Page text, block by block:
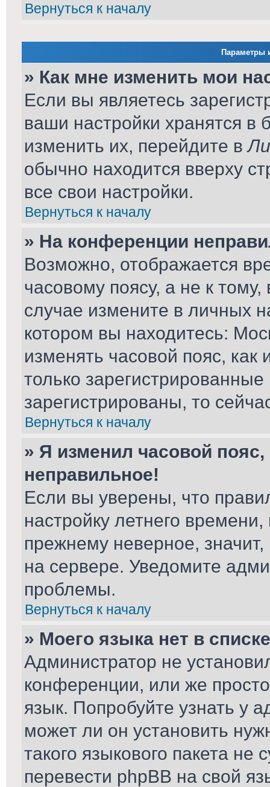
Вернуться к началу
Параметры
» Как мне изменить мои
Если вы являетесь
ваши настройки хранятся
изменить их, перейдите в
обычно находится вверху
все свои настройки.
Вернуться к началу
» На конференции
Возможно, отображается
часовому поясу, а не к
случае измените в личных
котором вы находитесь:
изменять часовой пояс, как
только
зарегистрированы, то
Вернуться к началу
» Я изменил часовой
неправильное!
Если вы уверены, что
настройку летнего
прежнему неверное,
на сервере. Уведомите
проблемы.
Вернуться к началу
» Моего языка нет в
Администратор не
конференции, или же
язык. Попробуйте узнать у
может ли он установить
такого языкового пакета
перевести phpBB на свой